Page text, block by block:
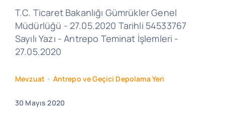
T.C. Ticaret Bakanlığı Gümrükler Genel
Müdürlüğü - 27.05.2020 Tarihli 54533767
Sayılı Yazı - Antrepo Teminat İşlemleri -
27.05.2020
Mevzuat • Antrepo ve Geçici Depolama Yeri
30 Mayıs 2020